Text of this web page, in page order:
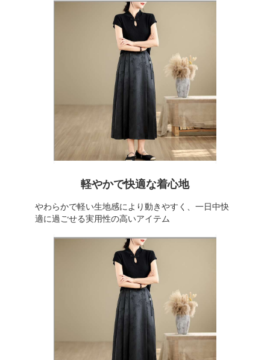
軽やかで快適な着心地
やわらかで軽い生地感により動きやすく、一日中快
適に過ごせる実用性の高いアイテム